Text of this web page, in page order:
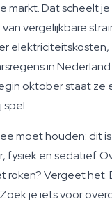
markt. Dat scheelt
vergelijkbare
in
oktober staat ze
spel.
moet houden: dit
fysiek en sedatief.
roken? Vergeet het.
je iets voor